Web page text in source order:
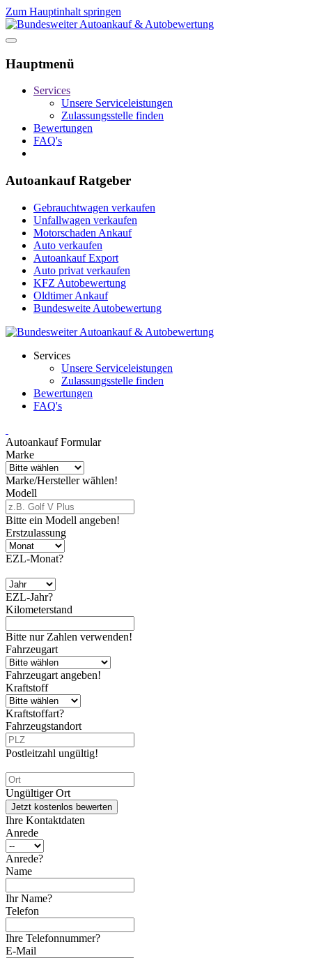
Zum Hauptinhalt springen
Hauptmenü
Services
Unsere Serviceleistungen
Zulassungsstelle finden
Bewertungen
FAQ's
Autoankauf Ratgeber
Gebrauchtwagen verkaufen
Unfallwagen verkaufen
Motorschaden Ankauf
Auto verkaufen
Autoankauf Export
Auto privat verkaufen
KFZ Autobewertung
Oldtimer Ankauf
Bundesweite Autobewertung
Services
Unsere Serviceleistungen
Zulassungsstelle finden
Bewertungen
FAQ's
Autoankauf Formular
Marke
Marke/Hersteller wählen!
Modell
Bitte ein Modell angeben!
Erstzulassung
EZL-Monat?
EZL-Jahr?
Kilometerstand
Bitte nur Zahlen verwenden!
Fahrzeugart
Fahrzeugart angeben!
Kraftstoff
Kraftstoffart?
Fahrzeugstandort
Postleitzahl ungültig!
Ungültiger Ort
Jetzt kostenlos bewerten
Ihre Kontaktdaten
Anrede
Anrede?
Name
Ihr Name?
Telefon
Ihre Telefonnummer?
E-Mail